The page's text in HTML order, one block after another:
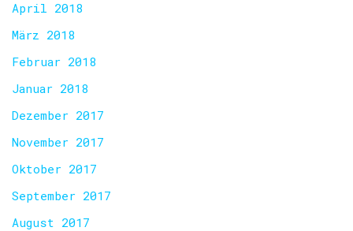
April 2018
März 2018
Februar 2018
Januar 2018
Dezember 2017
November 2017
Oktober 2017
September 2017
August 2017